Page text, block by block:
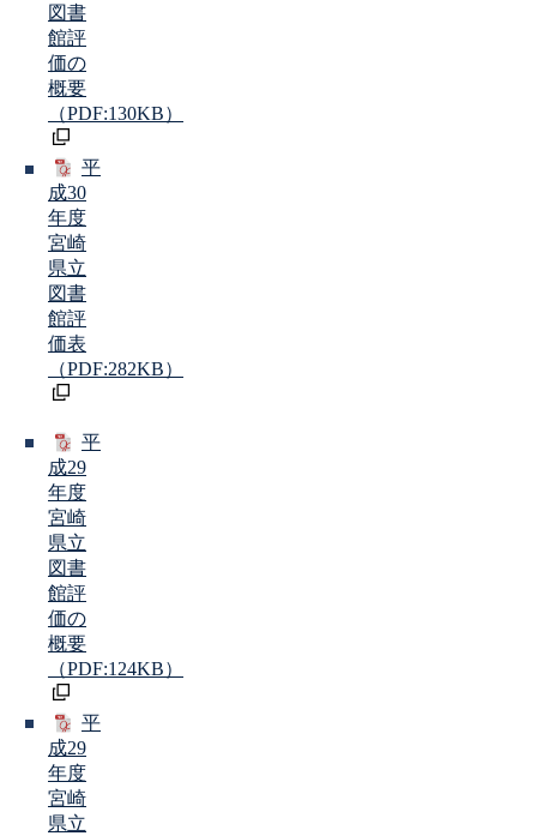
図書
館評
価の
概要
（PDF:130KB）
平
成30
年度
宮崎
県立
図書
館評
価表
（PDF:282KB）
平
成29
年度
宮崎
県立
図書
館評
価の
概要
（PDF:124KB）
平
成29
年度
宮崎
県立